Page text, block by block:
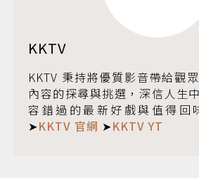
KKTV
KKTV 秉持將優質影音帶給觀
內容的探尋與挑選，深信人生
容錯過的最新好戲與值得回
➤KKTV 官網 ➤KKTV YT